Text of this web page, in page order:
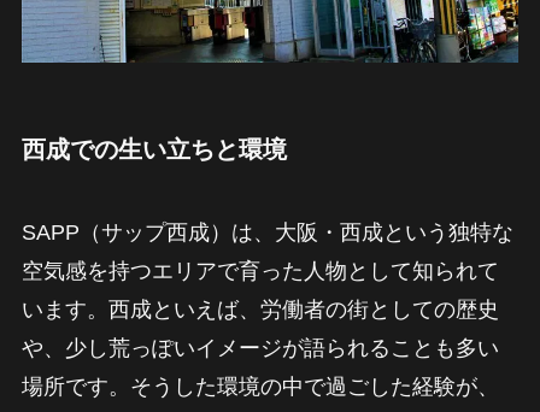
西成での生い立ちと環境
SAPP（サップ西成）は、大阪・西成という独特な
空気感を持つエリアで育った人物として知られて
います。西成といえば、労働者の街としての歴史
や、少し荒っぽいイメージが語られることも多い
場所です。そうした環境の中で過ごした経験が、